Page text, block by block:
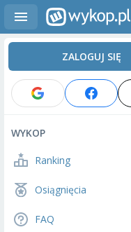
ZALOGUJ SIĘ
WYKOP
Ranking
Osiągnięcia
FAQ